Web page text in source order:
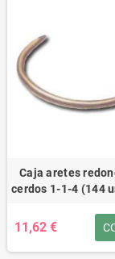
Caja aretes
cerdos 1-1-4 (144
11,62 €